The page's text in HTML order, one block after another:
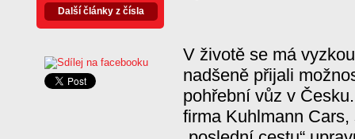
V životě se má
nadšeně přijali
pohřební vůz v
firma Kuhlmann
Další články z čísla